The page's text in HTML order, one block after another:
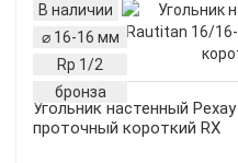
В наличии
⌀ 16-16 мм
Rp 1/2
бронза
Угольник настенный
проточный короткий RX